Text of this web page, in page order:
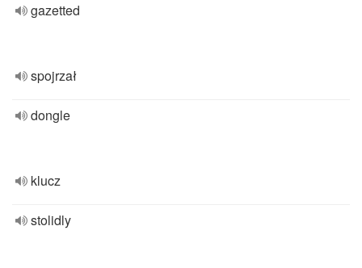
gazetted
spojrzał
dongle
klucz
stolidly